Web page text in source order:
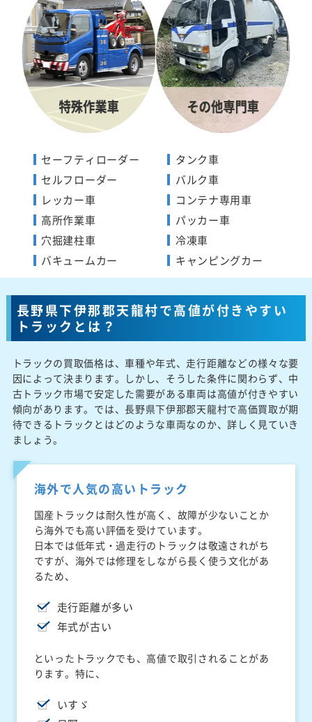
セーフティローダー
セルフローダー
レッカー車
高所作業車
穴掘建柱車
バキュームカー
タンク車
バルク車
コンテナ専用車
パッカー車
冷凍車
キャンピングカー
長野県下伊那郡天龍村で高値が付きやすい
トラックとは？
トラックの買取価格は、車種や年式、走行距離などの様々な要
因によって決まります。しかし、そうした条件に関わらず、中
古トラック市場で安定した需要がある車両は高値が付きやすい
傾向があります。では、長野県下伊那郡天龍村で高価買取が期
待できるトラックとはどのような車両なのか、詳しく見ていき
ましょう。
海外で人気の高いトラック
国産トラックは耐久性が高く、故障が少ないことか
ら海外でも高い評価を受けています。
日本では低年式・過走行のトラックは敬遠されがち
ですが、海外では修理をしながら長く使う文化があ
るため、
走行距離が多い
年式が古い
といったトラックでも、高値で取引されることがあ
ります。特に、
いすゞ